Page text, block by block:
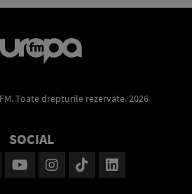
Toate drepturile rezervate. 2026
SOCIAL